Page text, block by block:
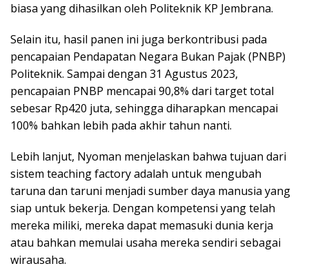
biasa yang dihasilkan oleh Politeknik KP Jembrana.
Selain itu, hasil panen ini juga berkontribusi pada
pencapaian Pendapatan Negara Bukan Pajak (PNBP)
Politeknik. Sampai dengan 31 Agustus 2023,
pencapaian PNBP mencapai 90,8% dari target total
sebesar Rp420 juta, sehingga diharapkan mencapai
100% bahkan lebih pada akhir tahun nanti.
Lebih lanjut, Nyoman menjelaskan bahwa tujuan dari
sistem teaching factory adalah untuk mengubah
taruna dan taruni menjadi sumber daya manusia yang
siap untuk bekerja. Dengan kompetensi yang telah
mereka miliki, mereka dapat memasuki dunia kerja
atau bahkan memulai usaha mereka sendiri sebagai
wirausaha.